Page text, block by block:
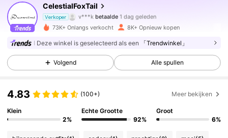
CelestialFoxTail
Verkoper
4.82
13K Volgers
v***k betaalde 1 dag geleden
4 uur geleden
13K Volgers
4.82
73K+ Onlangs verkocht 8K+ Opnieuw kopen
Deze winkel is geselecteerd als een 「Trendwinkel」
Volgend Alle spullen
4.83 (100+) Meer bekijken
Klein
2%
Echte Grootte
92%
Groot
6%